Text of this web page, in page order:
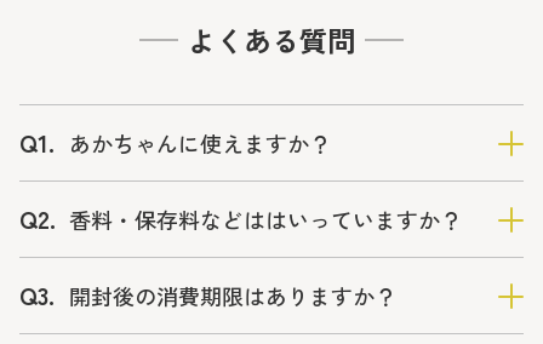
よくある質問
Q1. あかちゃんに使えますか？
Q2. 香料・保存料などははいっていますか？
Q3. 開封後の消費期限はありますか？